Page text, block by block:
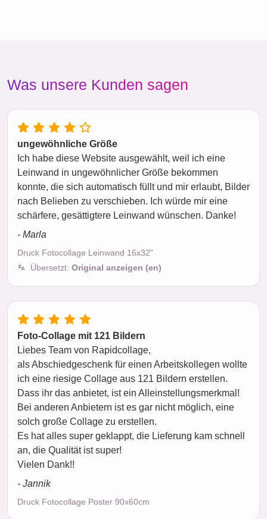
Was unsere Kunden sagen
ungewöhnliche Größe
Ich habe diese Website ausgewählt, weil ich eine
Leinwand in ungewöhnlicher Größe bekommen
konnte, die sich automatisch füllt und mir erlaubt, Bilder
nach Belieben zu verschieben. Ich würde mir eine
schärfere, gesättigtere Leinwand wünschen. Danke!
- Marla
Druck Fotocollage Leinwand 16x32"
Übersetzt: Original anzeigen (en)
Foto-Collage mit 121 Bildern
Liebes Team von Rapidcollage,
als Abschiedgeschenk für einen Arbeitskollegen wollte
ich eine riesige Collage aus 121 Bildern erstellen.
Dass ihr das anbietet, ist ein Alleinstellungsmerkmal!
Bei anderen Anbietern ist es gar nicht möglich, eine
solch große Collage zu erstellen.
Es hat alles super geklappt, die Lieferung kam schnell
an, die Qualität ist super!
Vielen Dank!!
- Jannik
Druck Fotocollage Poster 90x60cm